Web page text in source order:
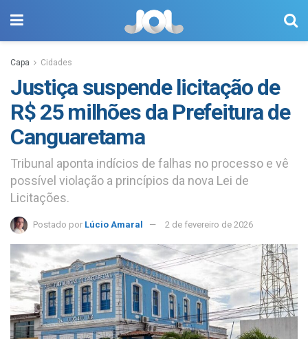
Capa Cidades
Justiça suspende licitação de
R$ 25 milhões da Prefeitura de
Canguaretama
Tribunal aponta indícios de falhas no processo e vê
possível violação a princípios da nova Lei de
Licitações.
Postado por Lúcio Amaral 2 de fevereiro de 2026